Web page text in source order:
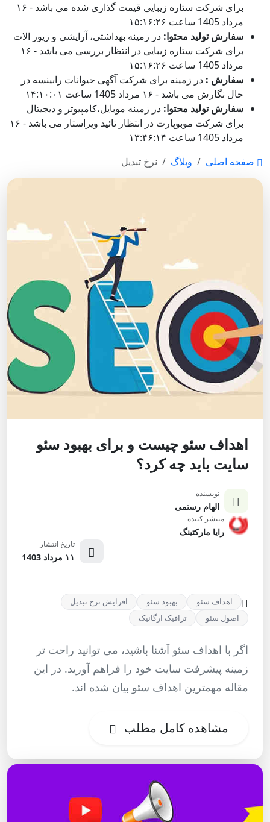
برای شرکت ستاره زیبایی قیمت گذاری شده می باشد - ۱۶
مرداد 1405 ساعت ۱۵:۱۶:۲۶
سفارش تولید محتوا: در زمینه بهداشتی، آرایشی و زیور الات
برای شرکت ستاره زیبایی در انتظار بررسی می باشد - ۱۶
مرداد 1405 ساعت ۱۵:۱۶:۲۶
سفارش : در زمینه برای شرکت آگهی حیوانات رابینسه در
حال نگارش می باشد - ۱۶ مرداد 1405 ساعت ۱۴:۱۰:۰۱
سفارش تولید محتوا: در زمینه موبایل،کامپیوتر و دیجیتال
برای شرکت موبوپارت در انتظار تائید ویراستار می باشد - ۱۶
مرداد 1405 ساعت ۱۳:۴۶:۱۴
صفحه اصلی
وبلاگ نرخ تبدیل
اهداف سئو چیست و برای بهبود سئو
سایت باید چه کرد؟
نویسنده
الهام رستمی
منتشر کننده
رایا مارکتینگ
تاریخ انتشار
۱۱ مرداد 1403
اهداف سئو بهبود سئو
افزایش نرخ تبدیل
اصول سئو
ترافیک ارگانیک
اگر با اهداف سئو آشنا باشید، می‌ توانید راحت تر
زمینه پیشرفت سایت خود را فراهم آورید. در این
مقاله مهمترین اهداف سئو بیان شده اند.
مشاهده کامل مطلب